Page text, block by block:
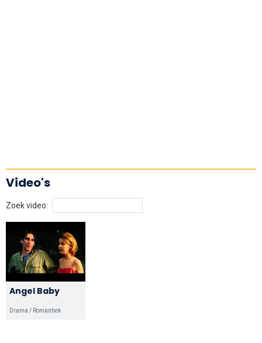
Video's
Zoek video:
Angel Baby
Drama / Romantiek